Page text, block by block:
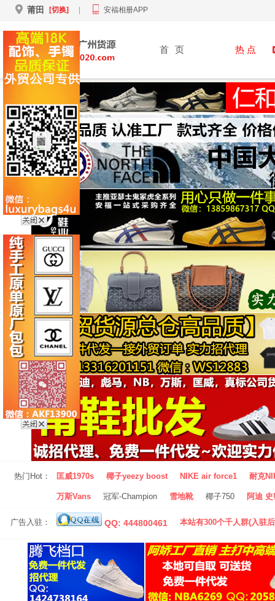
莆田 [切换] 安福相册APP
首 页 热 点
热门Hot： 匡威1970s 椰子yeezy boost NIKE air force1 耐克
万斯Vans 冠军-Champion 雪地靴 椰子750 阿迪
广告入驻： QQ: 444800461 本站有300个千人群(入驻